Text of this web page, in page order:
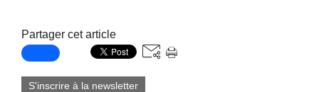
Partager cet article
S'inscrire à la newsletter